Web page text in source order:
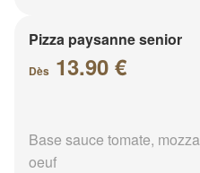
Pizza paysanne senior
Dès 13.90 €
Base sauce tomate,
oeuf